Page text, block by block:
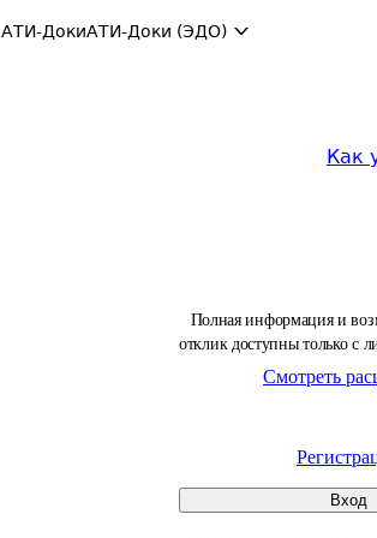
АТИ-ДокиАТИ-Доки (ЭДО)
Как
Полная информация и
отклик доступны только с
Смотреть
Вход